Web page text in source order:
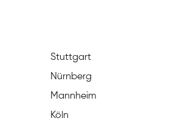
Stuttgart
Nürnberg
Mannheim
Köln